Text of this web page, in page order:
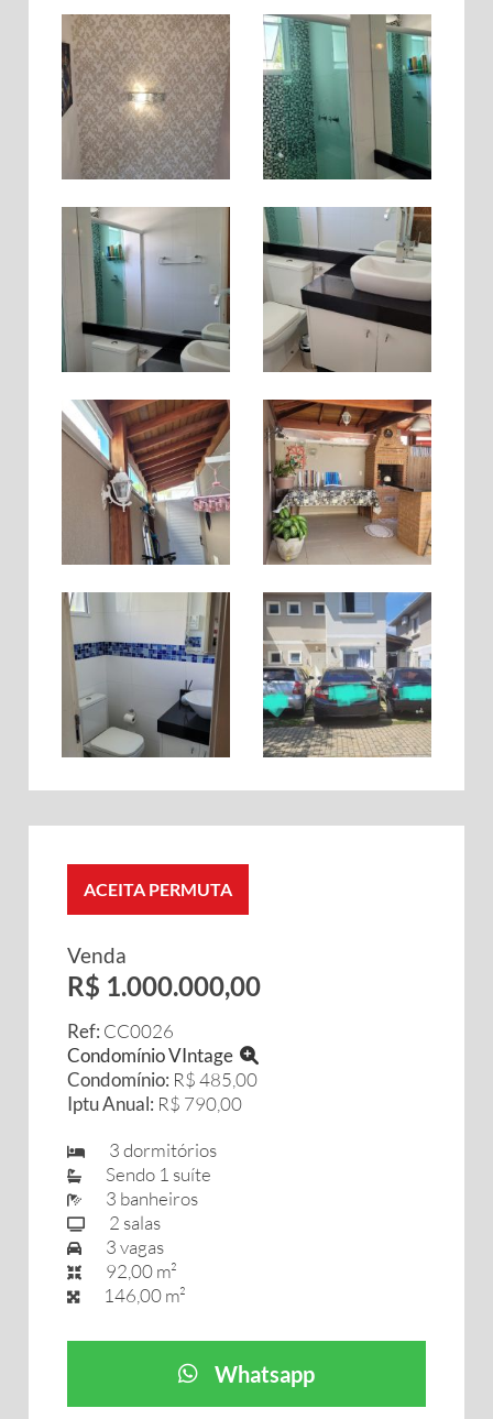
ACEITA PERMUTA
Venda
R$ 1.000.000,00
Ref: CC0026
Condomínio VIntage
Condomínio: R$ 485,00
Iptu Anual: R$ 790,00
3 dormitórios
Sendo 1 suíte
3 banheiros
2 salas
3 vagas
92,00 m²
146,00 m²
Whatsapp